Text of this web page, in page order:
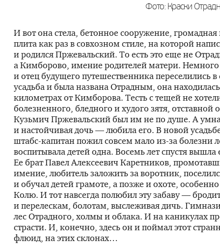
Фото: Краски
И вот она стела, бетонное сооружение, громадная
плита как раз в совхозном стиле, на которой
и родился Пржевальский. То есть это еще не
а Кимборово, имение родителей матери. Немного
и отец будущего путешественника переселились
усадьба и была названа Отрадным, она
километрах от Кимборова. Тесть с тещей не
болезненного, бледного и худого зятя,
Кузьмич Пржевальский был им не по душе. А
и настойчивая дочь — любила его. В новой
штабс-капитанпожил совсем мало из-за болезни
воспитывала детей одна. Восемь лет спустя
Ее брат Павел Алексеевич Каретников,
имение, любитель заложить за воротник,
и обучал детей грамоте, а позже и охоте,
Колю. И тот навсегда полюбил эту забаву —
и перелескам, болотам, выслеживая дичь.
лес Отрадного, холмы и облака. И на каникулах
страсти. И, конечно, здесь он и поймал этот
флюид, на этих склонах…